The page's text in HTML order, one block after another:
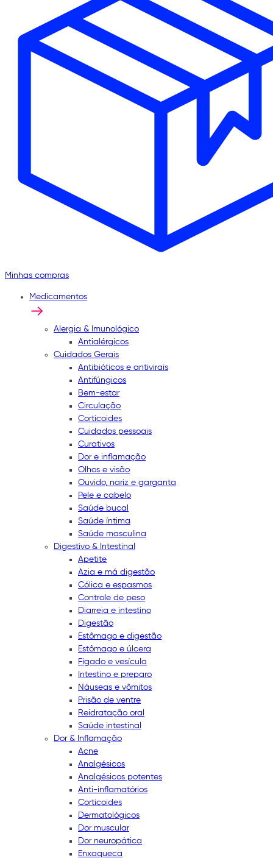
Minhas compras
Medicamentos
Alergia & Imunológico
Antialérgicos
Cuidados Gerais
Antibióticos e antivirais
Antifúngicos
Bem-estar
Circulação
Corticoides
Cuidados pessoais
Curativos
Dor e inflamação
Olhos e visão
Ouvido, nariz e garganta
Pele e cabelo
Saúde bucal
Saúde íntima
Saúde masculina
Digestivo & Intestinal
Apetite
Azia e má digestão
Cólica e espasmos
Controle de peso
Diarreia e intestino
Digestão
Estômago e digestão
Estômago e úlcera
Fígado e vesícula
Intestino e preparo
Náuseas e vômitos
Prisão de ventre
Reidratação oral
Saúde intestinal
Dor & Inflamação
Acne
Analgésicos
Analgésicos potentes
Anti-inflamatórios
Corticoides
Dermatológicos
Dor muscular
Dor neuropática
Enxaqueca